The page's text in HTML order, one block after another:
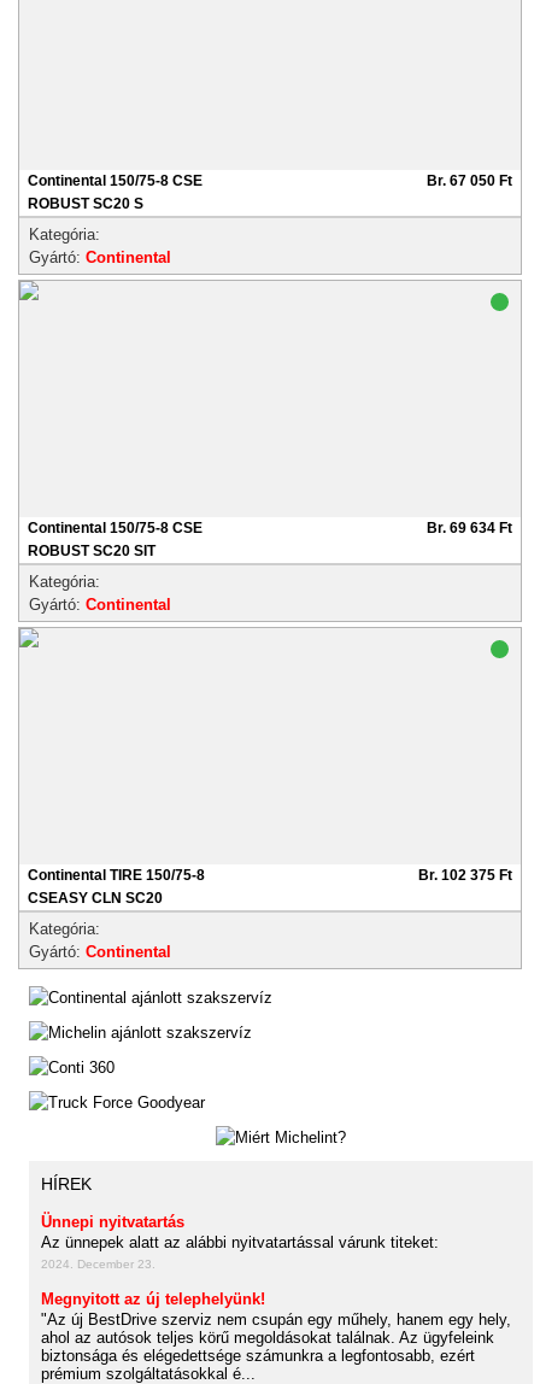
Continental 150/75-8 CSE
ROBUST SC20 S
Br. 67 050 Ft
Kategória:
Gyártó: Continental
Continental 150/75-8 CSE
ROBUST SC20 SIT
Br. 69 634 Ft
Kategória:
Gyártó: Continental
Continental TIRE 150/75-8
CSEASY CLN SC20
Br. 102 375 Ft
Kategória:
Gyártó: Continental
HÍREK
Ünnepi nyitvatartás
Az ünnepek alatt az alábbi nyitvatartással várunk titeket:
2024. December 23.
Megnyitott az új telephelyünk!
"Az új BestDrive szerviz nem csupán egy műhely, hanem egy hely,
ahol az autósok teljes körű megoldásokat találnak. Az ügyfeleink
biztonsága és elégedettsége számunkra a legfontosabb, ezért
prémium szolgáltatásokkal é...